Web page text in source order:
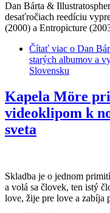
Dan Bárta &
desaťročiach reedíciu
(2000) a Entropicture
Čítať viac o Dan
starých albumov a
Slovensku
Kapela Möre
videoklipom k
sveta
Skladba je o jednom
a volá sa človek, ten istý
love, žije pre love a zabíja